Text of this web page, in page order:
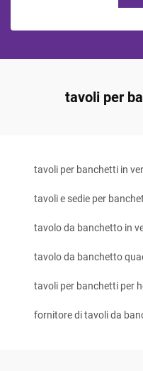
tavoli per
tavoli per banchetti in
tavoli e sedie per
tavolo da banchetto in
tavolo da banchetto
tavoli per banchetti per
fornitore di tavoli da